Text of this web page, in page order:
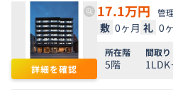
詳細を確認
17.1万円 管
敷 0ヶ月 礼 0
所在階
5階
間取り